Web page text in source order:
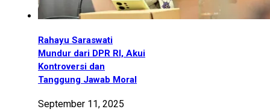
Rahayu Saraswati
Mundur dari DPR RI, Akui
Kontroversi dan
Tanggung Jawab Moral
September 11, 2025